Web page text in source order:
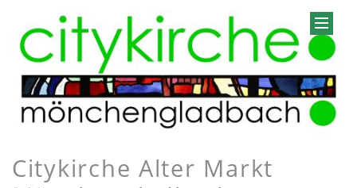
Citykirche Alter Markt